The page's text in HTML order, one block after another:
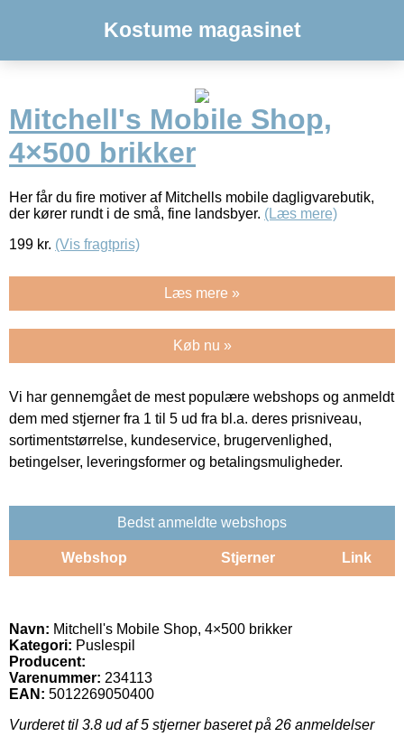
Kostume magasinet
Mitchell's Mobile Shop,
4×500 brikker
Her får du fire motiver af Mitchells mobile dagligvarebutik,
der kører rundt i de små, fine landsbyer. (Læs mere)
199 kr. (Vis fragtpris)
Læs mere »
Køb nu »
Vi har gennemgået de mest populære webshops og anmeldt
dem med stjerner fra 1 til 5 ud fra bl.a. deres prisniveau,
sortimentstørrelse, kundeservice, brugervenlighed,
betingelser, leveringsformer og betalingsmuligheder.
Bedst anmeldte webshops
Webshop Stjerner Link
Navn: Mitchell's Mobile Shop, 4×500 brikker
Kategori: Puslespil
Producent:
Varenummer: 234113
EAN: 5012269050400
Vurderet til 3.8 ud af 5 stjerner baseret på 26 anmeldelser